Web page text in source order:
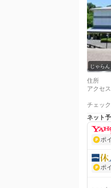
じゃらん
住所
アクセス
チェッ
ネット
ポ
ポ